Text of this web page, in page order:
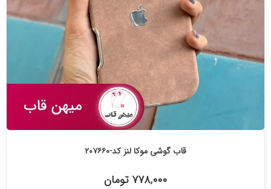
قاب گوشی موکا لنز کد-۲۰۷۶۶۰
۷۷۸,۰۰۰ تومان